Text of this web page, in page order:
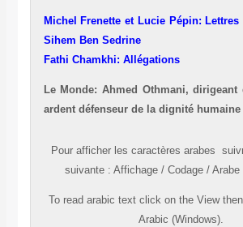
Michel Frenette et Lucie Pépin: Lettres
Sihem Ben Sedrine
Fathi Chamkhi: Allégations
Le Monde: Ahmed Othmani, dirigeant
ardent défenseur de la dignité humaine
Pour afficher les caractèresarabes
suivante: Affichage/ Codage/ Arabe
To readarabic text click on theViewthen
Arabic (Windows).